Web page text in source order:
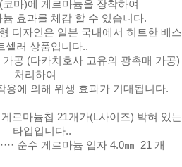
마)에 게르마늄을 장착하여
효과를 체감 할 수 있습니다.
디자인은 일본 국내에서 히트한 베스
셀러 상품입니다..
공 (다카치호사 고유의 광촉매 가공)
처리하여
용에 의해 위생 효과가 기대됩니다.
르마늄칩 21개가(L사이즈) 박혀 있는
타입입니다..
순수 게르마늄 입자 4.0㎜ 21 개